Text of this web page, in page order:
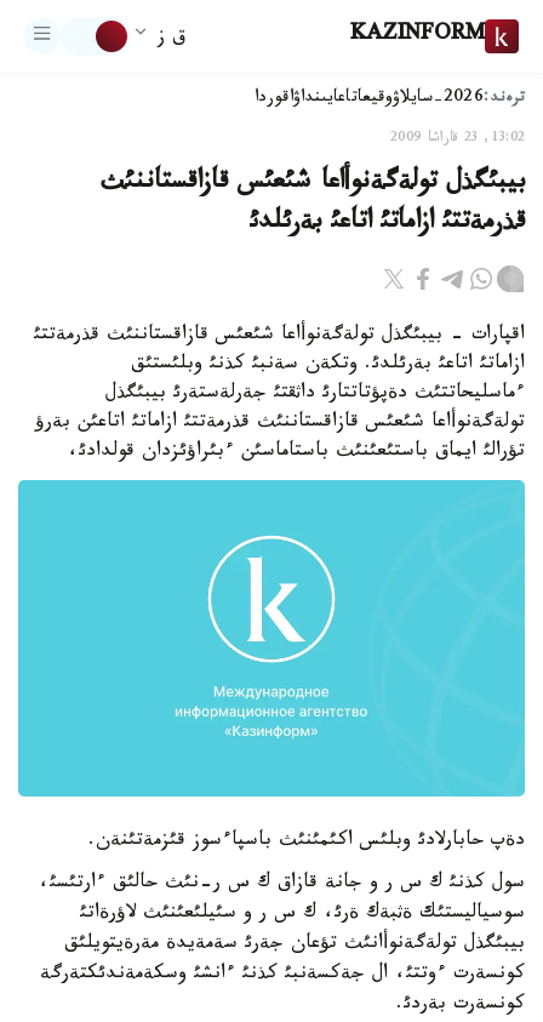
KAZINFORM ق ز
ترەند:2026-سايلاۋ وقيعاتاعايىنداۋاقوردا
13:02, 23 قاراشا 2009
بيبئگذل تولةگةنوأاعا شئعئس قازاقستاننئث
قذرمةتتئ ازاماتئ اتاعئ بةرئلدئ
اقپارات - بيبئگذل تولةگةنوأاعا شئعئس قازاقستاننئث قذرمةتتئ
ازاماتئ اتاعئ بةرئلدئ. وتكةن سةنبئ كذنئ وبلئستئق
ءماسليحاتتئث دةپؤتاتتارئ داثقتئ جةرلةستةرئ بيبئگذل
تولةگةنوأاعا شئعئس قازاقستاننئث قذرمةتتئ ازاماتئ اتاعئن بةرؤ
تؤرالئ ايماق باستئعئنئث باستاماسئن ءبئراؤئزدان قولدادئ،
دةپ حابارلادئ وبلئس اكئمئنئث باسپاءسوز قئزمةتئنةن.
سول كذنئ ك س ر و جانة قازاق ك س ر-نئث حالئق ءارتئسئ،
سوسياليستئك ةثبةك ةرئ، ك س ر و سئيلئعئنئث لاؤرةاتئ
بيبئگذل تولةگةنوأانئث تؤعان جةرئ سةمةيدة مةرةيتويلئق
كونسةرت ءوتتئ، ال جةكسةنبئ كذنئ ءانشئ وسكةمةندئكتةرگة
كونسةرت بةردئ.